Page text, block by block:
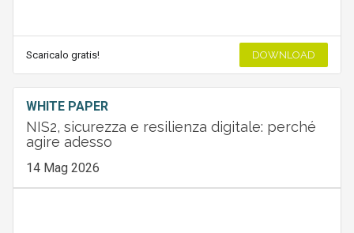
Scaricalo gratis! DOWNLOAD
WHITE PAPER
NIS2, sicurezza e resilienza digitale: perché
agire adesso
14 Mag 2026